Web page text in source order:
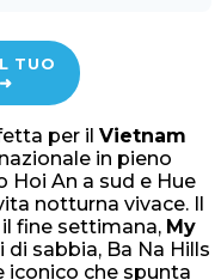
TUO
per il Vietnam
in pieno
Hoi An a sud e Hue
notturna vivace. Il
fine settimana, My
sabbia, Ba Na Hills
iconico che spunta